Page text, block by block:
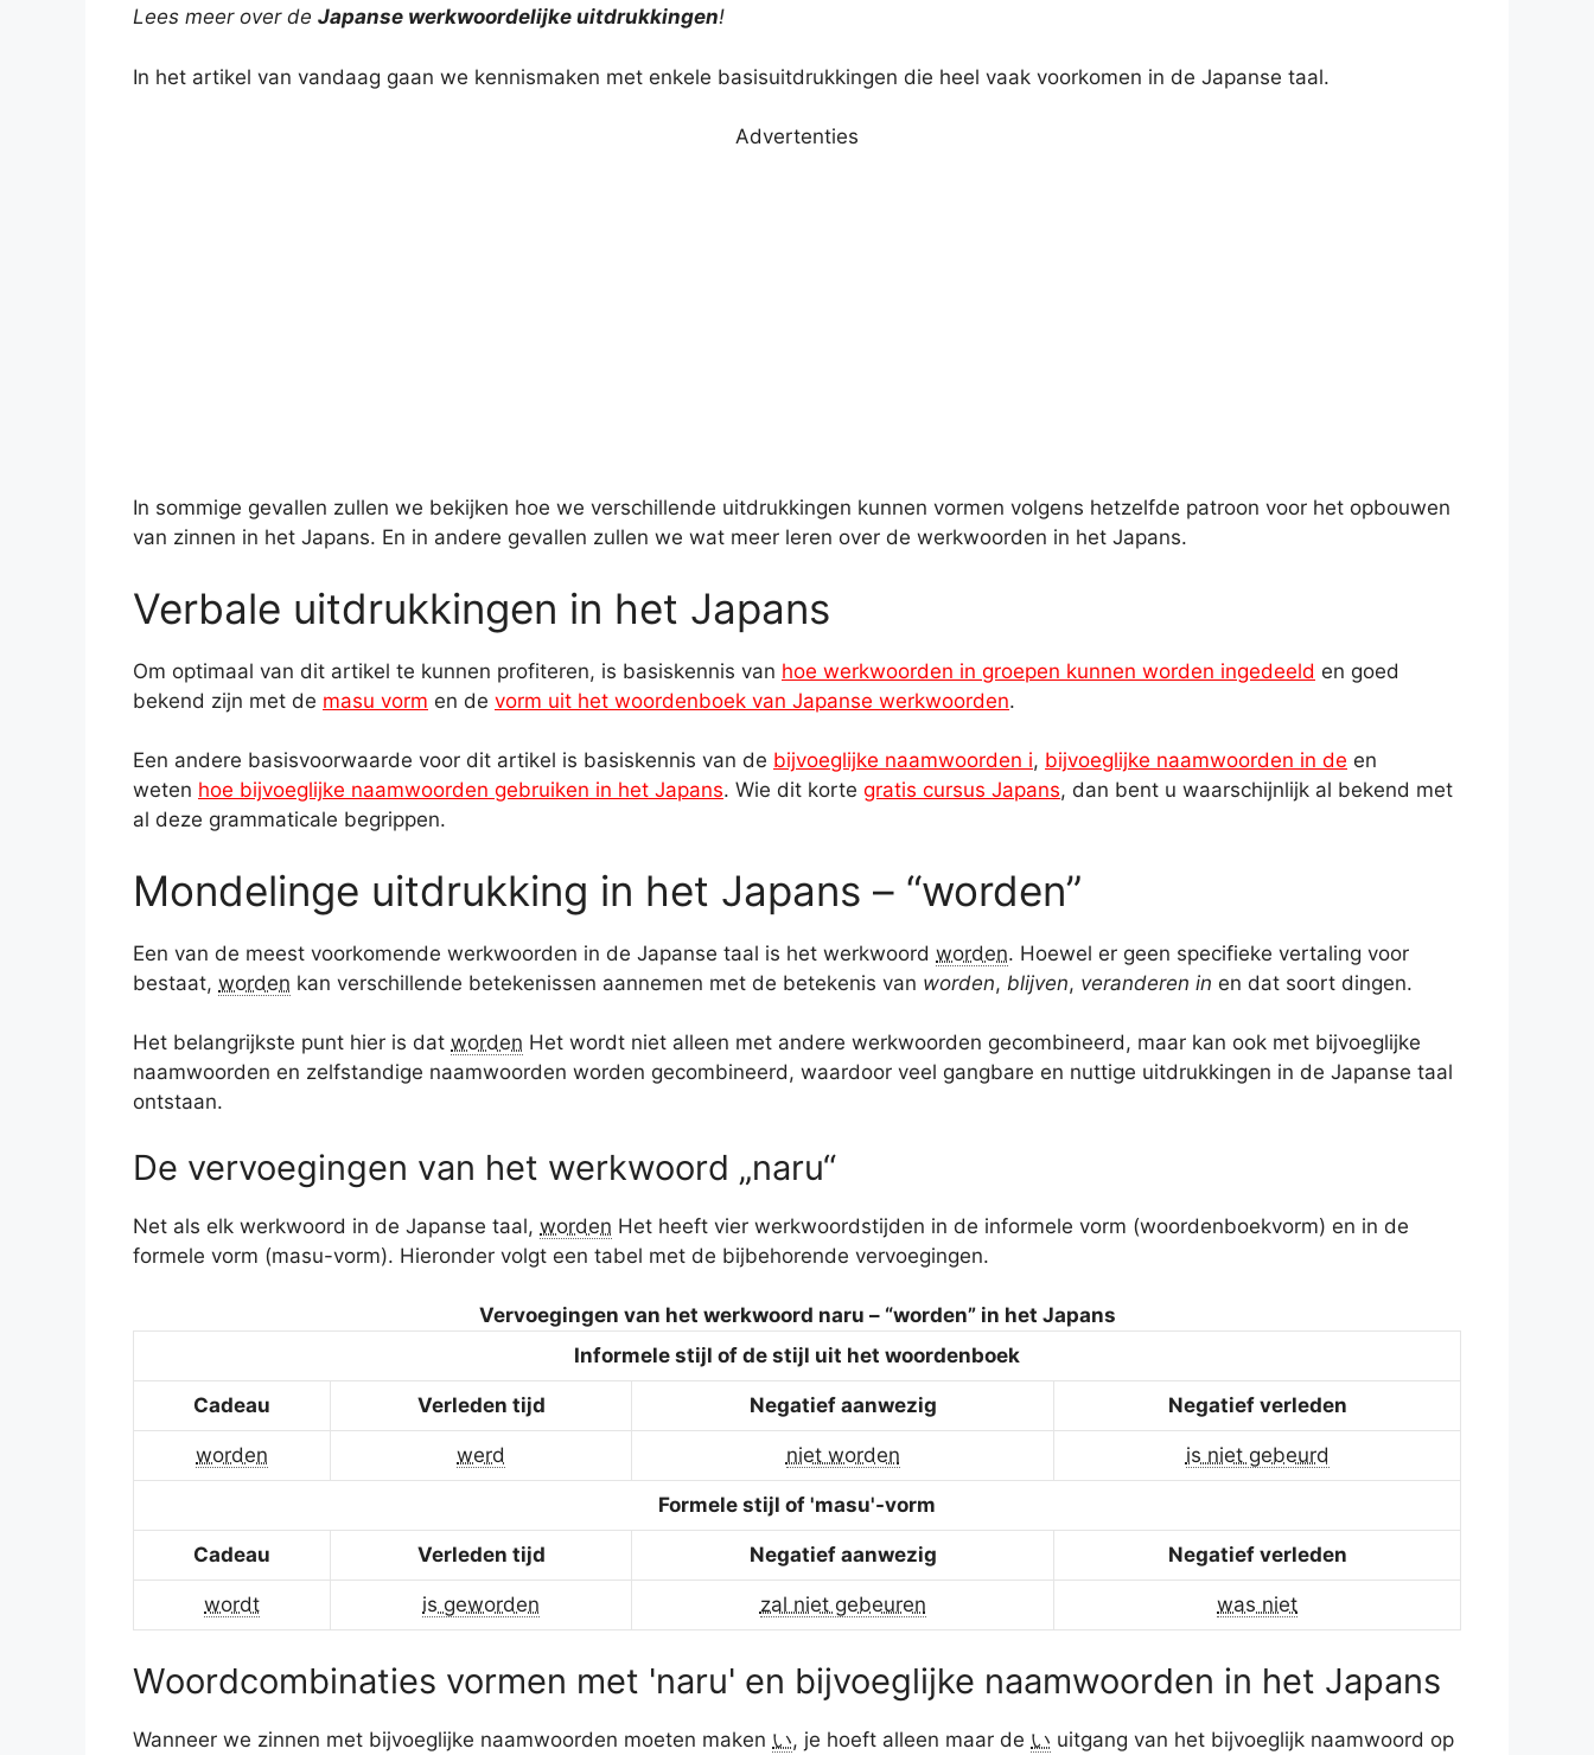
t e t e y e
Lees meer over de Japanse werkwoordelijke uitdrukkingen!
In het artikel van vandaag gaan we kennismaken met enkele basisuitdrukkingen die heel vaak voorkomen in de Japanse taal.
Advertenties
In sommige gevallen zullen we bekijken hoe we verschillende uitdrukkingen kunnen vormen volgens hetzelfde patroon voor het opbouwen
van zinnen in het Japans. En in andere gevallen zullen we wat meer leren over de werkwoorden in het Japans.
Verbale uitdrukkingen in het Japans
Om optimaal van dit artikel te kunnen profiteren, is basiskennis van hoe werkwoorden in groepen kunnen worden ingedeeld en goed
bekend zijn met de masu vorm en de vorm uit het woordenboek van Japanse werkwoorden.
Een andere basisvoorwaarde voor dit artikel is basiskennis van de bijvoeglijke naamwoorden i, bijvoeglijke naamwoorden in de en
weten hoe bijvoeglijke naamwoorden gebruiken in het Japans. Wie dit korte gratis cursus Japans, dan bent u waarschijnlijk al bekend met
al deze grammaticale begrippen.
Mondelinge uitdrukking in het Japans – “worden”
Een van de meest voorkomende werkwoorden in de Japanse taal is het werkwoord worden. Hoewel er geen specifieke vertaling voor
bestaat, worden kan verschillende betekenissen aannemen met de betekenis van worden, blijven, veranderen in en dat soort dingen.
Het belangrijkste punt hier is dat worden Het wordt niet alleen met andere werkwoorden gecombineerd, maar kan ook met bijvoeglijke
naamwoorden en zelfstandige naamwoorden worden gecombineerd, waardoor veel gangbare en nuttige uitdrukkingen in de Japanse taal
ontstaan.
De vervoegingen van het werkwoord „naru“
Net als elk werkwoord in de Japanse taal, worden Het heeft vier werkwoordstijden in de informele vorm (woordenboekvorm) en in de
formele vorm (masu-vorm). Hieronder volgt een tabel met de bijbehorende vervoegingen.
Vervoegingen van het werkwoord naru – “worden” in het Japans
Informele stijl of de stijl uit het woordenboek
Cadeau Verleden tijd Negatief aanwezig Negatief verleden
worden werd niet worden is niet gebeurd
Formele stijl of 'masu'-vorm
Cadeau Verleden tijd Negatief aanwezig Negatief verleden
wordt is geworden zal niet gebeuren was niet
Woordcombinaties vormen met 'naru' en bijvoeglijke naamwoorden in het Japans
Wanneer we zinnen met bijvoeglijke naamwoorden moeten maken い, je hoeft alleen maar de い uitgang van het bijvoeglijk naamwoord op